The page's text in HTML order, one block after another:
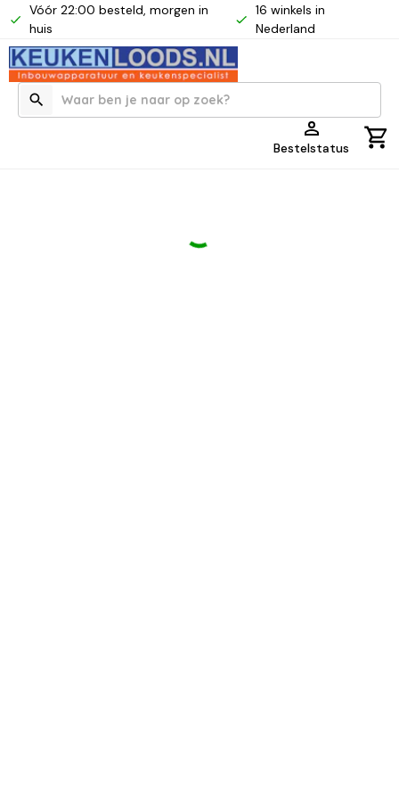
Vóór 22:00 besteld, morgen in
huis
16 winkels in
Nederland
Bestelstatus